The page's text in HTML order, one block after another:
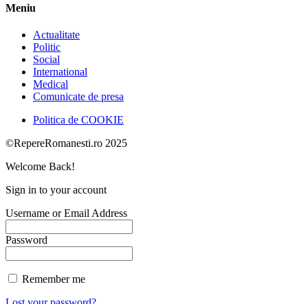
Meniu
Actualitate
Politic
Social
International
Medical
Comunicate de presa
Politica de COOKIE
©RepereRomanesti.ro 2025
Welcome Back!
Sign in to your account
Username or Email Address
Password
Remember me